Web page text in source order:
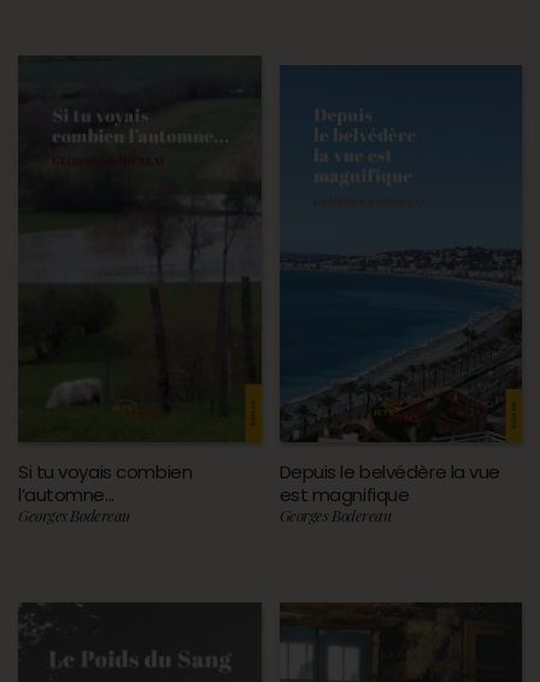
Si tu voyais combien
l’automne...
Georges Bodereau
Depuis le belvédère la vue
est magnifique
Georges Bodereau